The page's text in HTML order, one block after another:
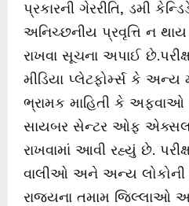
પ્રકારની ગેરરીતિ, ડમી
અનિચ્છનીય પ્રવૃત્તિ ન થાય
રાખવા સૂચના અપાઈ
મીડિયા પ્લેટફોર્મ્સ કે
ભ્રામક માહિતી કે
સાયબર સેન્ટર ઓફ એક્સલન્સ
રાખવામાં આવી રહ્યું છે.
વાલીઓ અને અન્ય લોકોની
રાજ્યના તમામ જિલ્લાઓ